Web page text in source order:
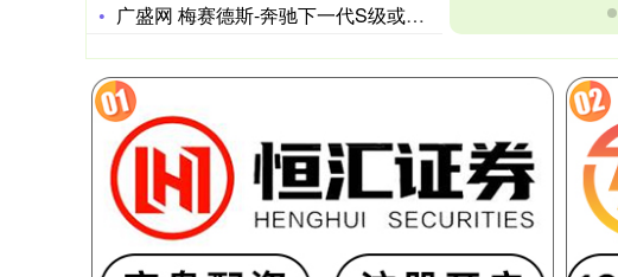
广盛网 梅赛德斯-奔驰下一代S级或将重启双门轿跑车型